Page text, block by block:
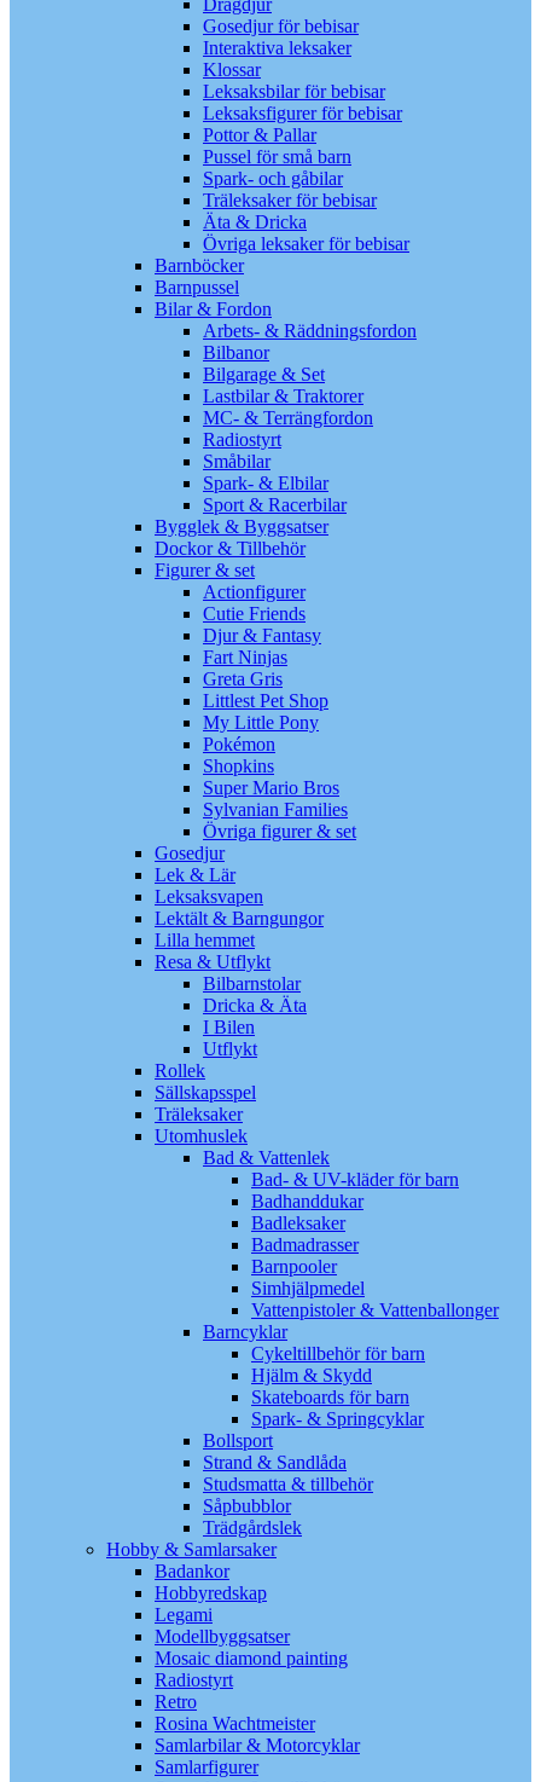
Dragdjur
Gosedjur för bebisar
Interaktiva leksaker
Klossar
Leksaksbilar för bebisar
Leksaksfigurer för bebisar
Pottor & Pallar
Pussel för små barn
Spark- och gåbilar
Träleksaker för bebisar
Äta & Dricka
Övriga leksaker för bebisar
Barnböcker
Barnpussel
Bilar & Fordon
Arbets- & Räddningsfordon
Bilbanor
Bilgarage & Set
Lastbilar & Traktorer
MC- & Terrängfordon
Radiostyrt
Småbilar
Spark- & Elbilar
Sport & Racerbilar
Bygglek & Byggsatser
Dockor & Tillbehör
Figurer & set
Actionfigurer
Cutie Friends
Djur & Fantasy
Fart Ninjas
Greta Gris
Littlest Pet Shop
My Little Pony
Pokémon
Shopkins
Super Mario Bros
Sylvanian Families
Övriga figurer & set
Gosedjur
Lek & Lär
Leksaksvapen
Lektält & Barngungor
Lilla hemmet
Resa & Utflykt
Bilbarnstolar
Dricka & Äta
I Bilen
Utflykt
Rollek
Sällskapsspel
Träleksaker
Utomhuslek
Bad & Vattenlek
Bad- & UV-kläder för barn
Badhanddukar
Badleksaker
Badmadrasser
Barnpooler
Simhjälpmedel
Vattenpistoler & Vattenballonger
Barncyklar
Cykeltillbehör för barn
Hjälm & Skydd
Skateboards för barn
Spark- & Springcyklar
Bollsport
Strand & Sandlåda
Studsmatta & tillbehör
Såpbubblor
Trädgårdslek
Hobby & Samlarsaker
Badankor
Hobbyredskap
Legami
Modellbyggsatser
Mosaic diamond painting
Radiostyrt
Retro
Rosina Wachtmeister
Samlarbilar & Motorcyklar
Samlarfigurer